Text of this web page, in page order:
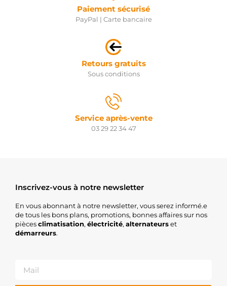
Paiement sécurisé
PayPal | Carte bancaire
Retours gratuits
Sous conditions
Service après-vente
03 29 22 34 47
Inscrivez-vous à notre newsletter
En vous abonnant à notre newsletter, vous serez informé.e
de tous les bons plans, promotions, bonnes affaires sur nos
piècesclimatisation, électricité, alternateurset
démarreurs.